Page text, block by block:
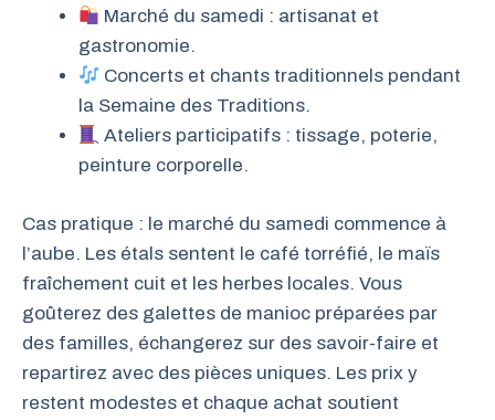
Marché du samedi : artisanat et
gastronomie.
Concerts et chants traditionnels pendant
la Semaine des Traditions.
Ateliers participatifs : tissage, poterie,
peinture corporelle.
Cas pratique : le marché du samedi commence à
l’aube. Les étals sentent le café torréfié, le maïs
fraîchement cuit et les herbes locales. Vous
goûterez des galettes de manioc préparées par
des familles, échangerez sur des savoir-faire et
repartirez avec des pièces uniques. Les prix y
restent modestes et chaque achat soutient